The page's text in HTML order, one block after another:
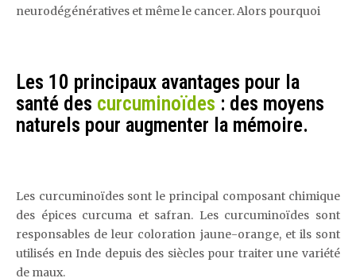
neurodégénératives et même le cancer. Alors pourquoi
Les 10 principaux avantages pour la
santé des curcuminoïdes : des moyens
naturels pour augmenter la mémoire.
Les curcuminoïdes sont le principal composant chimique
des épices curcuma et safran. Les curcuminoïdes sont
responsables de leur coloration jaune-orange, et ils sont
utilisés en Inde depuis des siècles pour traiter une variété
de maux.